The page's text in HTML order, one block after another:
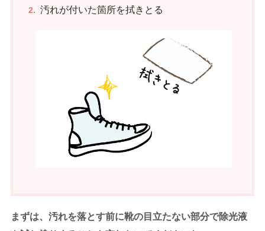
汚れが付いた箇所を拭きとる
まずは、汚れを落とす前に靴の目立たない部分で除光液